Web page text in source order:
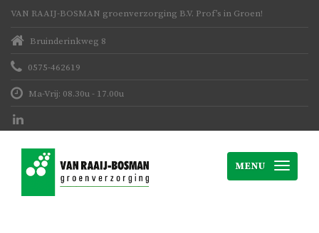
VAN RAAIJ-BOSMAN groenverzorging B.V. Prof’s in Groen!
Bruinderinkweg 8
0575-462619
Ma-Vrij: 08.30u - 17.00u
MENU